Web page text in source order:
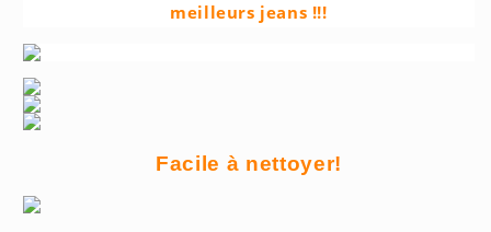
meilleurs jeans !!!
Facile à nettoyer!